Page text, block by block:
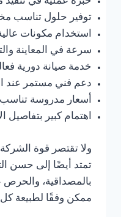
خبرة عملية في
توفير حلول تناسب
استخدام مكونات
سرعة في المعاينة
خدمة صيانة دورية
دعم فني مستمر عند
أسعار مدروسة تناسب
اهتمام كبير بتفاصيل
ولا تقتصر قوة
تمتد أيضًا إلى حسن
بالمصداقية،
ممكن وفقًا لطبيعة